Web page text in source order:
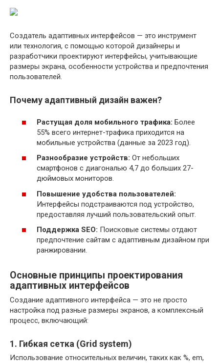
Создатель адаптивных интерфейсов — это инструмент
или технология, с помощью которой дизайнеры и
разработчики проектируют интерфейсы, учитывающие
размеры экрана, особенности устройства и предпочтения
пользователей.
Почему адаптивный дизайн важен?
Растущая доля мобильного трафика: Более
55% всего интернет-трафика приходится на
мобильные устройства (данные за 2023 год).
Разнообразие устройств: От небольших
смартфонов с диагональю 4,7 до больших 27-
дюймовых мониторов.
Повышение удобства пользователей:
Интерфейсы подстраиваются под устройство,
предоставляя лучший пользовательский опыт.
Поддержка SEO: Поисковые системы отдают
предпочтение сайтам с адаптивным дизайном при
ранжировании.
Основные принципы проектирования
адаптивных интерфейсов
Создание адаптивного интерфейса — это не просто
настройка под разные размеры экранов, а комплексный
процесс, включающий:
1. Гибкая сетка (Grid system)
Использование относительных величин, таких как %, em,